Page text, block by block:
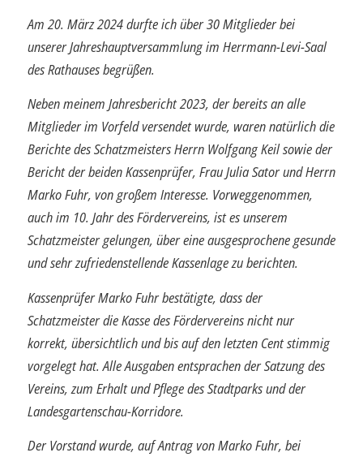
Am 20. März 2024 durfte ich über 30 Mitglieder bei
unserer Jahreshauptversammlung im Herrmann-Levi-Saal
des Rathauses begrüßen.
Neben meinem Jahresbericht 2023, der bereits an alle
Mitglieder im Vorfeld versendet wurde, waren natürlich die
Berichte des Schatzmeisters Herrn Wolfgang Keil sowie der
Bericht der beiden Kassenprüfer, Frau Julia Sator und Herrn
Marko Fuhr, von großem Interesse. Vorweggenommen,
auch im 10. Jahr des Fördervereins, ist es unserem
Schatzmeister gelungen, über eine ausgesprochene gesunde
und sehr zufrieden­stellende Kassenlage zu berichten.
Kassenprüfer Marko Fuhr bestätigte, dass der
Schatzmeister die Kasse des Förder­vereins nicht nur
korrekt, übersichtlich und bis auf den letzten Cent stimmig
vorgelegt hat. Alle Ausgaben entsprachen der Satzung des
Vereins, zum Erhalt und Pflege des Stadtparks und der
Landesgartenschau-Korridore.
Der Vorstand wurde, auf Antrag von Marko Fuhr, bei